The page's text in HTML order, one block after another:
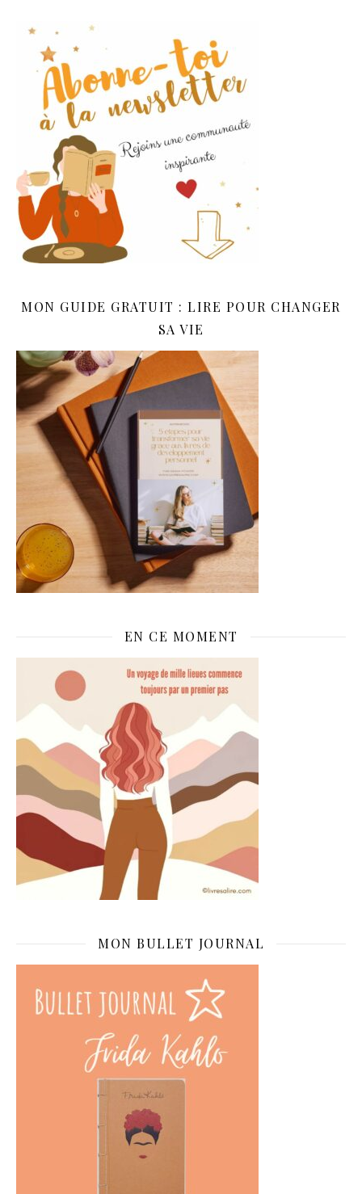
MON GUIDE GRATUIT : LIRE POUR CHANGER
SA VIE
EN CE MOMENT
MON BULLET JOURNAL